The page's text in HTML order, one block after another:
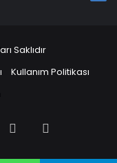
Saklıdır
Kullanım Politikası
YouTube